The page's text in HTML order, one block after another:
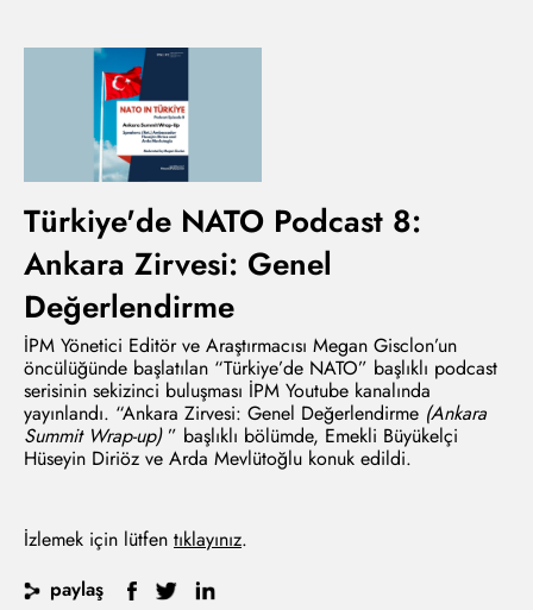
Türkiye'de NATO Podcast 8:
Ankara Zirvesi: Genel
Değerlendirme
İPM Yönetici Editör ve Araştırmacısı Megan Gisclon’un
öncülüğünde başlatılan “Türkiye’de NATO” başlıklı podcast
serisinin sekizinci buluşması İPM Youtube kanalında
yayınlandı. “Ankara Zirvesi: Genel Değerlendirme (Ankara
Summit Wrap-up)” başlıklı bölümde, Emekli Büyükelçi
Hüseyin Diriöz ve Arda Mevlütoğlu konuk edildi.
İzlemek için lütfen tıklayınız.
paylaş